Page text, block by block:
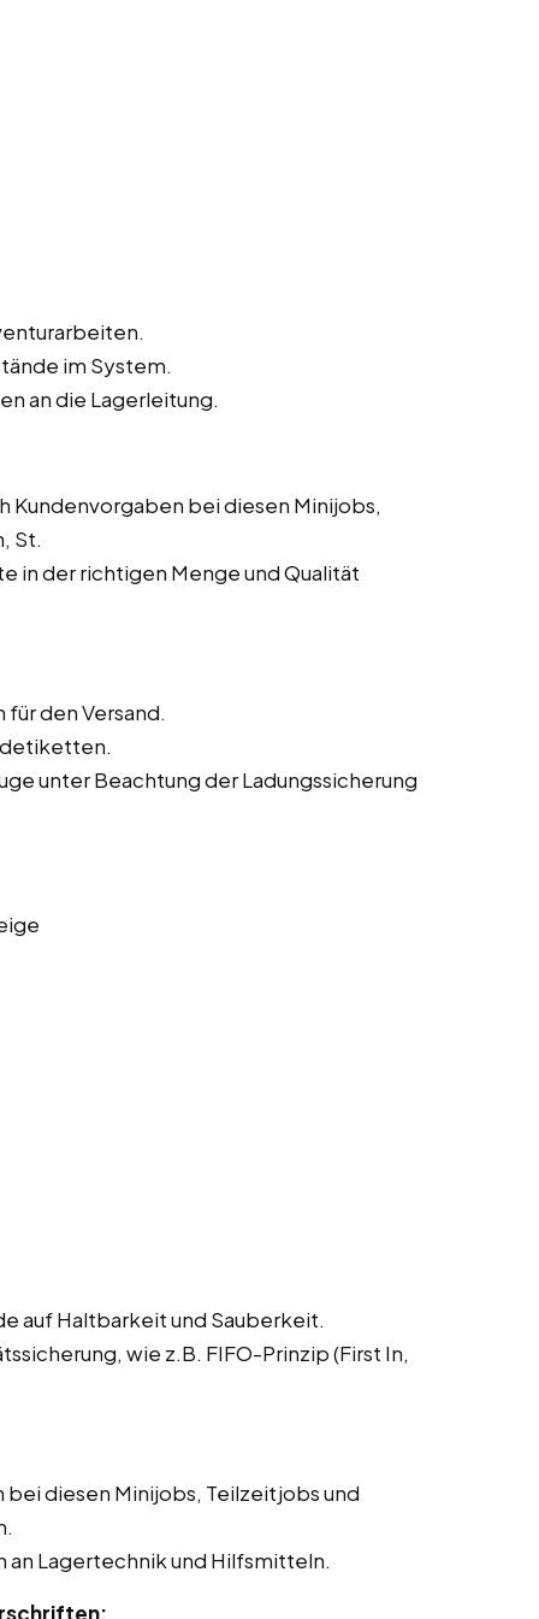
im System.
an die Lagerleitung.
Kundenvorgaben bei diesen Minijobs,
St.
in der richtigen Menge und Qualität
den Versand.
unter Beachtung der Ladungssicherung
auf Haltbarkeit und Sauberkeit.
wie z.B. FIFO-Prinzip (First In,
diesen Minijobs, Teilzeitjobs und
Lagertechnik und Hilfsmitteln.